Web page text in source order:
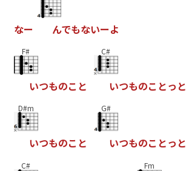
なー んでもないーよ
F#
いつものこ と
C#
いつものこ とっ と
D#m
いつものこ と
G#
いつものこ とっ と
C# Fm